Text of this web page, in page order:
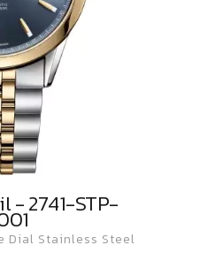
- 2741-STP-
Dial Stainless Steel